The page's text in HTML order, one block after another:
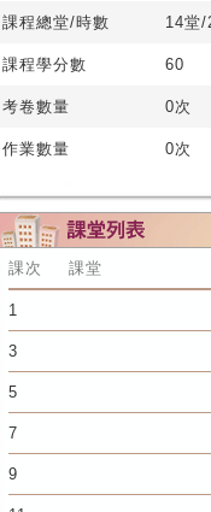
課程總堂/時數 14堂/
課程學分數 60
考卷數量 0次
作業數量 0次
課次 課堂
1
3
5
7
9